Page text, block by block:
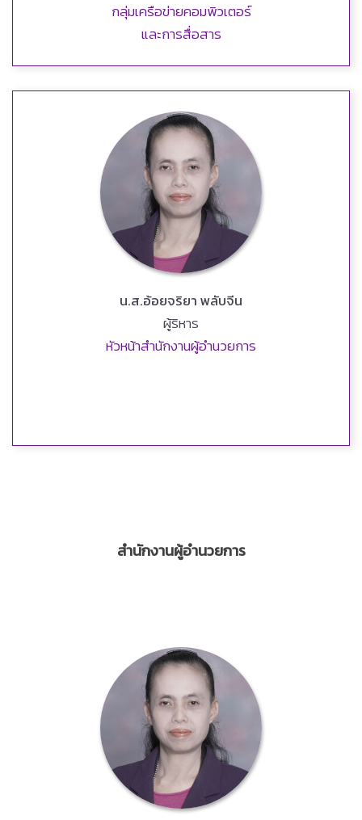
กลุ่มเครือข่ายคอมพิวเตอร์
และการสื่อสาร
น.ส.อ้อยจริยา พลับจีน
ผู้ริหาร
หัวหน้าสำนักงานผู้อำนวยการ
สำนักงานผู้อำนวยการ